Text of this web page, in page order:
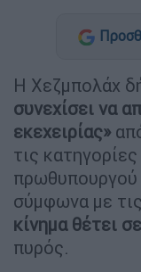
Η Χεζμπολάχ
συνεχίσει να
εκεχειρίας»
τις
πρωθυπουργού
σύμφωνα με
κίνημα θέτει
πυρός.